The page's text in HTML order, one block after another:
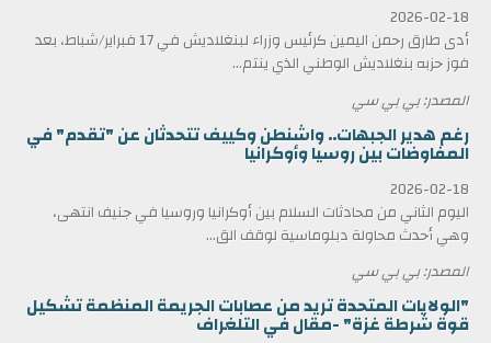
2026-02-18
أدى طارق رحمن اليمين كرئيس وزراء لبنغلاديش في 17 فبراير/شباط، بعد
فوز حزبه بنغلاديش الوطني الذي ينتم...
المصدر: بي بي سي
رغم هدير الجبهات.. واشنطن وكييف تتحدثان عن "تقدم" في
المفاوضات بين روسيا وأوكرانيا
2026-02-18
اليوم الثاني من محادثات السلام بين أوكرانيا وروسيا في جنيف انتهى،
وهي أحدث محاولة دبلوماسية لوقف الق...
المصدر: بي بي سي
"الولايات المتحدة تريد من عصابات الجريمة المنظمة تشكيل
قوة شرطة غزة" -مقال في التلغراف